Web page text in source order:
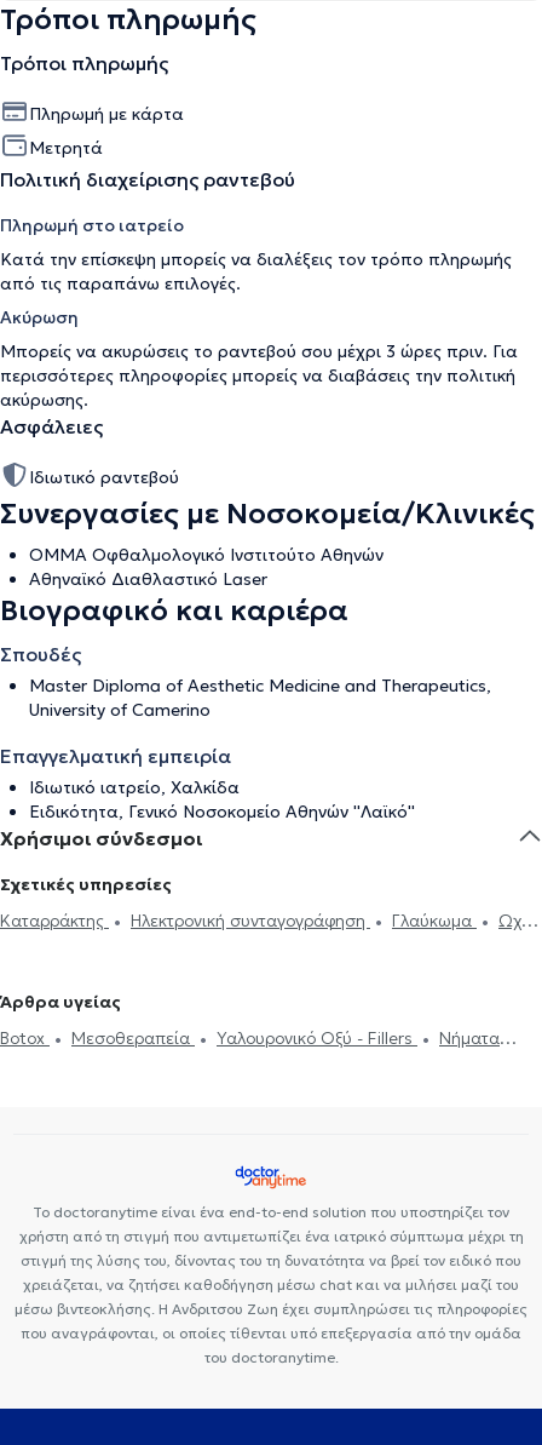
Τρόποι πληρωμής
Τρόποι πληρωμής
Πληρωμή με κάρτα
Μετρητά
Πολιτική διαχείρισης ραντεβού
Πληρωμή στο ιατρείο
Κατά την επίσκεψη μπορείς να διαλέξεις τον τρόπο πληρωμής
από τις παραπάνω επιλογές.
Ακύρωση
Μπορείς να ακυρώσεις το ραντεβού σου μέχρι 3 ώρες πριν. Για
περισσότερες πληροφορίες μπορείς να διαβάσεις την πολιτική
ακύρωσης.
Ασφάλειες
Ιδιωτικό ραντεβού
Συνεργασίες με Νοσοκομεία/Κλινικές
OMMA Οφθαλμολογικό Ινστιτούτο Αθηνών
Αθηναϊκό Διαθλαστικό Laser
Βιογραφικό και καριέρα
Σπουδές
Master Diploma of Aesthetic Medicine and Therapeutics,
University of Camerino
Επαγγελματική εμπειρία
Ιδιωτικό ιατρείο, Χαλκίδα
Ειδικότητα, Γενικό Νοσοκομείο Αθηνών ''Λαϊκό''
Χρήσιμοι σύνδεσμοι
Σχετικές υπηρεσίες
Καταρράκτης
Ηλεκτρονική συνταγογράφηση Γλαύκωμα
Ωχρά
Χαλάζιο
Κερατόκωνος
υγείας για εργασία
Botox Μεσοθεραπεία
Υαλουρονικό Οξύ -
Άρθρα υγείας
Botox
Μεσοθεραπεία Υαλουρονικό Οξύ - Fillers
Νήματα
Το doctoranytime είναι ένα end-to-end solution που υποστηρίζει τον
χρήστη από τη στιγμή που αντιμετωπίζει ένα ιατρικό σύμπτωμα μέχρι τη
στιγμή της λύσης του, δίνοντας του τη δυνατότητα να βρεί τον ειδικό που
χρειάζεται, να ζητήσει καθοδήγηση μέσω chat και να μιλήσει μαζί του
μέσω βιντεοκλήσης. Η Ανδριτσου Ζωη έχει συμπληρώσει τις πληροφορίες
που αναγράφονται, οι οποίες τίθενται υπό επεξεργασία από την ομάδα
του doctoranytime.